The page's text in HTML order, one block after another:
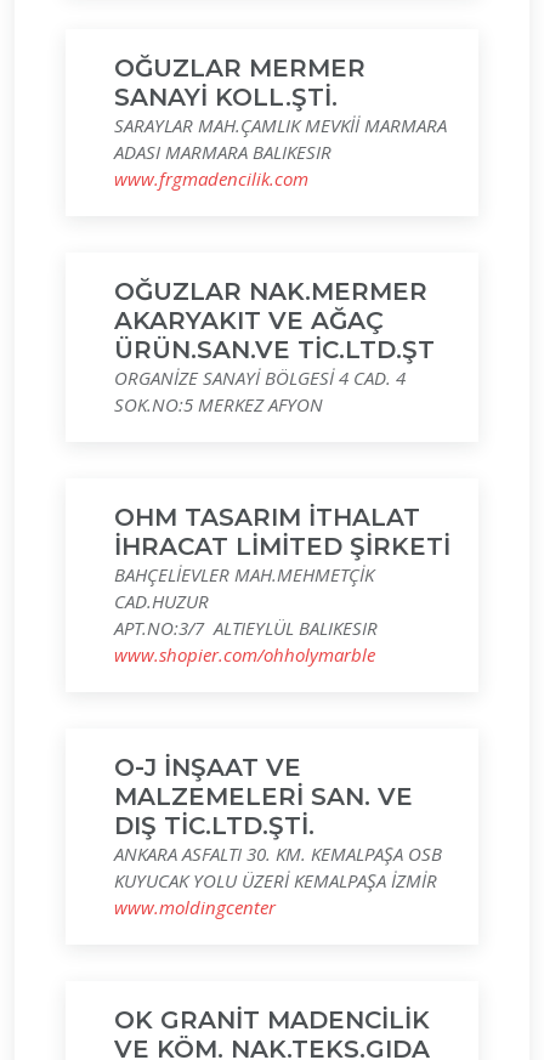
OĞUZLAR MERMER
SANAYİ KOLL.ŞTİ.
SARAYLAR MAH.ÇAMLIK MEVKİİ MARMARA
ADASI MARMARA BALIKESIR
www.frgmadencilik.com
OĞUZLAR NAK.MERMER
AKARYAKIT VE AĞAÇ
ÜRÜN.SAN.VE TİC.LTD.ŞT
ORGANİZE SANAYİ BÖLGESİ 4 CAD. 4
SOK.NO:5 MERKEZ AFYON
OHM TASARIM İTHALAT
İHRACAT LİMİTED ŞİRKETİ
BAHÇELİEVLER MAH.MEHMETÇİK
CAD.HUZUR
APT.NO:3/7 ALTIEYLÜL BALIKESIR
www.shopier.com/ohholymarble
O-J İNŞAAT VE
MALZEMELERİ SAN. VE
DIŞ TİC.LTD.ŞTİ.
ANKARA ASFALTI 30. KM. KEMALPAŞA OSB
KUYUCAK YOLU ÜZERİ KEMALPAŞA İZMİR
www.moldingcenter
OK GRANİT MADENCİLİK
VE KÖM. NAK.TEKS.GIDA